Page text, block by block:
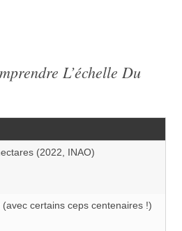
L’échelle Du
(2022, INAO)
(avec certains ceps centenaires !)